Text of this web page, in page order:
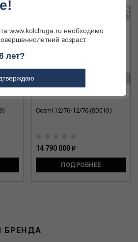
Cosmi 12/76-12/76 (SD010)
14 790 000 ₽
ПОДРОБНЕЕ
БРЕНДА
www.kolchuga.ru необходимо
возраст.
лет?